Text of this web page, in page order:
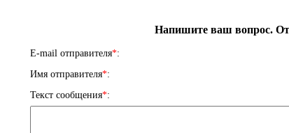
Напишите ваш вопрос.
E-mail отправителя*:
Имя отправителя*:
Текст сообщения*: